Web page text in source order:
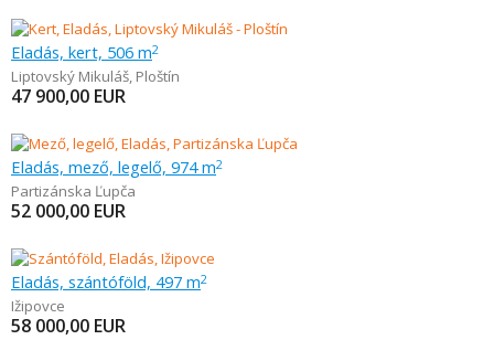
Eladás, kert, 506 m2
Liptovský Mikuláš, Ploštín
47 900,00 EUR
Eladás, mező, legelő, 974 m2
Partizánska Ľupča
52 000,00 EUR
Eladás, szántóföld, 497 m2
Ižipovce
58 000,00 EUR